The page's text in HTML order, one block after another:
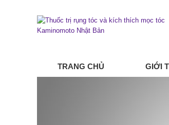
TRANG CHỦ GIỚI